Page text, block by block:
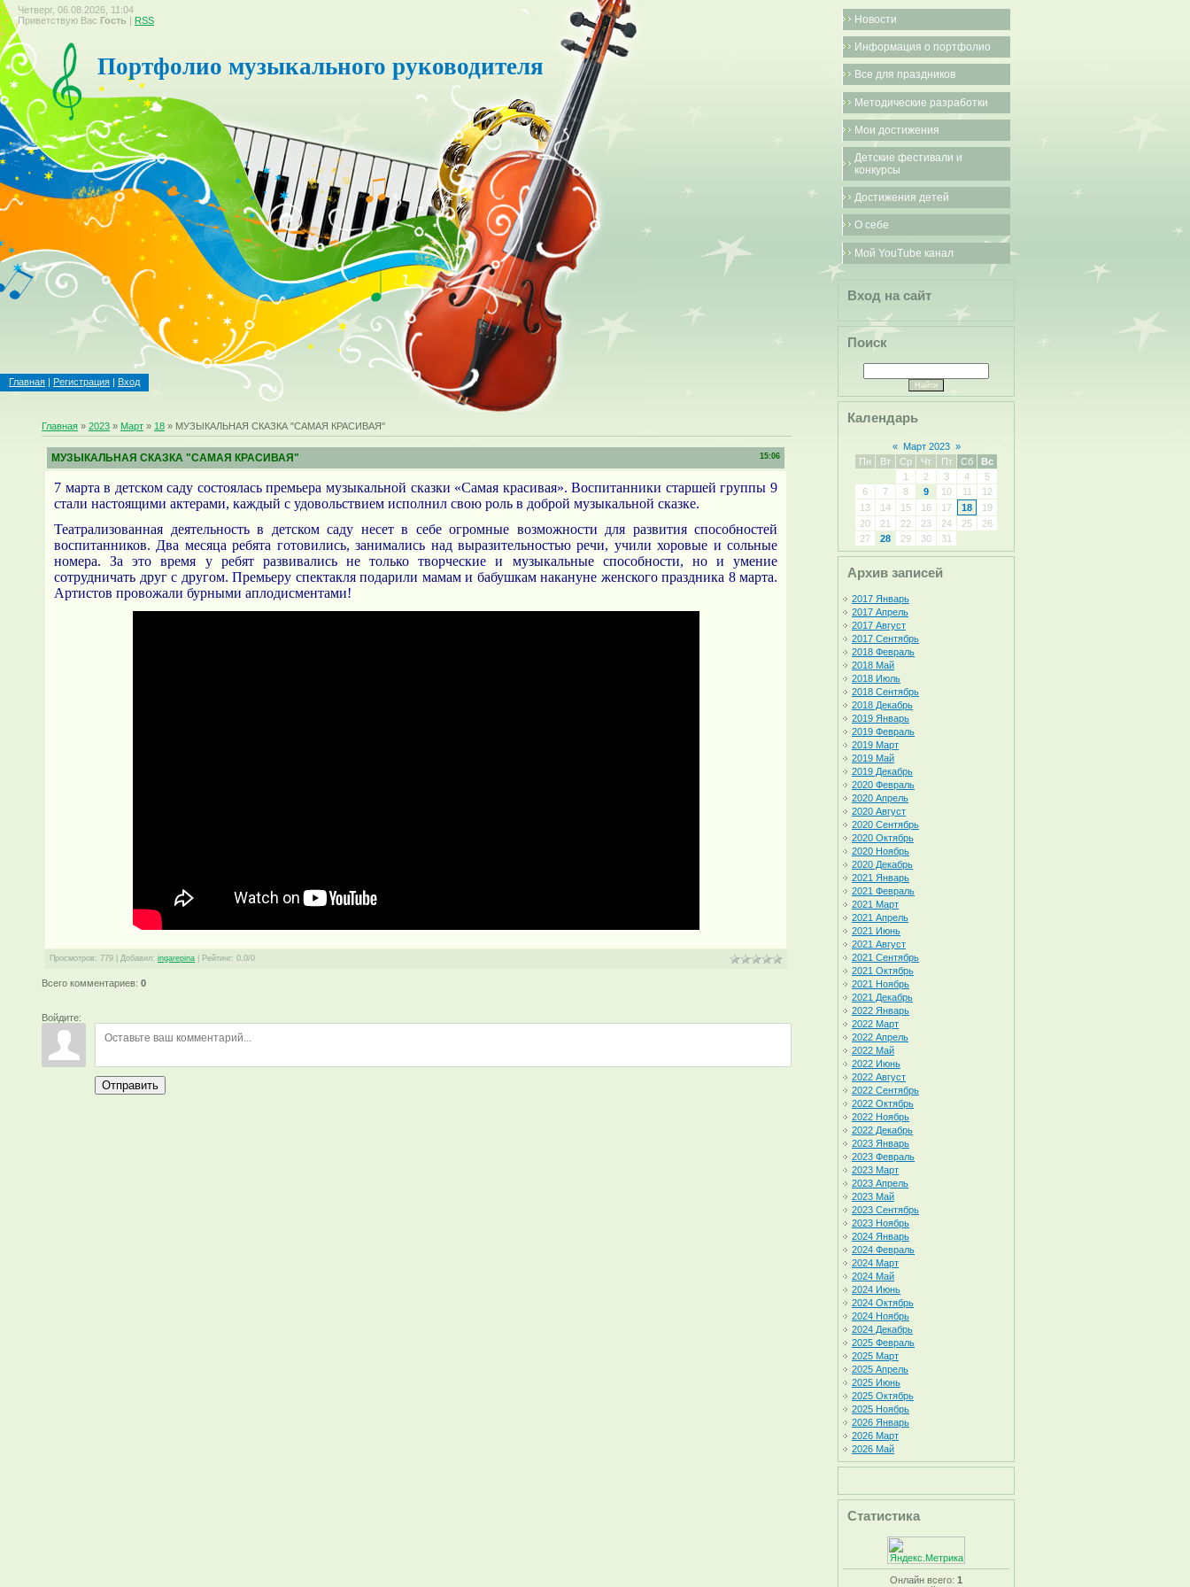
Четверг, 06.08.2026, 11:04
Приветствую Вас Гость | RSS
Портфолио музыкального руководителя
Главная | Регистрация | Вход
Главная »2023 » Март » 18 » МУЗЫКАЛЬНАЯ СКАЗКА "САМАЯ КРАСИВАЯ"
15:06
МУЗЫКАЛЬНАЯ СКАЗКА "САМАЯ КРАСИВАЯ"
7 марта в детском саду состоялась премьера музыкальной сказки «Самая красивая». Воспитанники старшей группы 9
стали настоящими актерами, каждый с удовольствием исполнил свою роль в доброй музыкальной сказке.
Театрализованная деятельность в детском саду несет в себе огромные возможности для развития способностей
воспитанников. Два месяца ребята готовились, занимались над выразительностью речи, учили хоровые и сольные
номера. За это время у ребят развивались не только творческие и музыкальные способности, но и умение
сотрудничать друг с другом. Премьеру спектакля подарили мамам и бабушкам накануне женского праздника 8 марта.
Артистов провожали бурными аплодисментами!
Просмотров: 779 Добавил: ingarepina Рейтинг: 0.0/0
Всего комментариев:0
Войдите:
Отправить
Новости
Информация о портфолио
Все для праздников
Методические разработки
Мои достижения
Детские фестивали и
конкурсы
Достижения детей
О себе
Мой YouTube канал
Вход на сайт
Поиск
Календарь
« Март 2023 »
Пн
Вт Ср Чт Пт Сб
Вс
1
2 3 4
5
6
7 8 9 10 11
12
13
14 15 16 17 18
19
20
21 22 23 24 25
26
27
28 29 30 31
Архив записей
2017 Январь
2017 Апрель
2017 Август
2017 Сентябрь
2018 Февраль
2018 Май
2018 Июль
2018 Сентябрь
2018 Декабрь
2019 Январь
2019 Февраль
2019 Март
2019 Май
2019 Декабрь
2020 Февраль
2020 Апрель
2020 Август
2020 Сентябрь
2020 Октябрь
2020 Ноябрь
2020 Декабрь
2021 Январь
2021 Февраль
2021 Март
2021 Апрель
2021 Июнь
2021 Август
2021 Сентябрь
2021 Октябрь
2021 Ноябрь
2021 Декабрь
2022 Январь
2022 Март
2022 Апрель
2022 Май
2022 Июнь
2022 Август
2022 Сентябрь
2022 Октябрь
2022 Ноябрь
2022 Декабрь
2023 Январь
2023 Февраль
2023 Март
2023 Апрель
2023 Май
2023 Сентябрь
2023 Ноябрь
2024 Январь
2024 Февраль
2024 Март
2024 Май
2024 Июнь
2024 Октябрь
2024 Ноябрь
2024 Декабрь
2025 Февраль
2025 Март
2025 Апрель
2025 Июнь
2025 Октябрь
2025 Ноябрь
2026 Январь
2026 Март
2026 Май
Статистика
Онлайн всего: 1